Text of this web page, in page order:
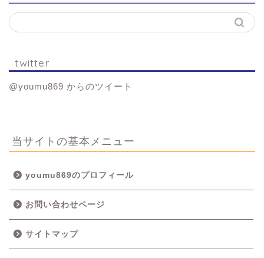
twitter
@youmu869 からのツイート
当サイトの基本メニュー
youmu869のプロフィール
お問い合わせページ
サイトマップ